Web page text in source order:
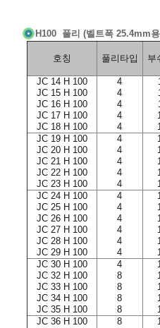
H100 풀리 (벨트폭 25.4mm
호칭 풀리타입 부
JC 14 H 100
JC 15 H 100
JC 16 H 100
JC 17 H 100
JC 18 H 100
4
4
4
4
4
JC 19 H 100
JC 20 H 100
JC 21 H 100
JC 22 H 100
JC 23 H 100
4
4
4
4
4
JC 24 H 100
JC 25 H 100
JC 26 H 100
JC 27 H 100
JC 28 H 100
JC 29 H 100
4
4
4
4
4
4
JC 30 H 100
JC 32 H 100
JC 33 H 100
JC 34 H 100
JC 35 H 100
4
8
8
8
8
JC 36 H 100
8